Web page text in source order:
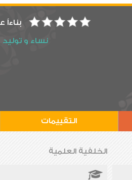
نساء و توليد
التقييمات
الخلفية العلمية